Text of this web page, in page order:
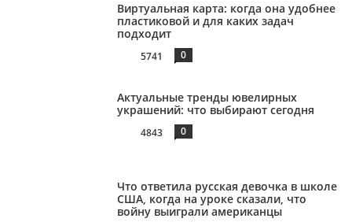
Виртуальная карта: когда она удобнее
пластиковой и для каких задач
подходит
5741 0
Актуальные тренды ювелирных
украшений: что выбирают сегодня
4843 0
Что ответила русская девочка в школе
США, когда на уроке сказали, что
войну выиграли американцы